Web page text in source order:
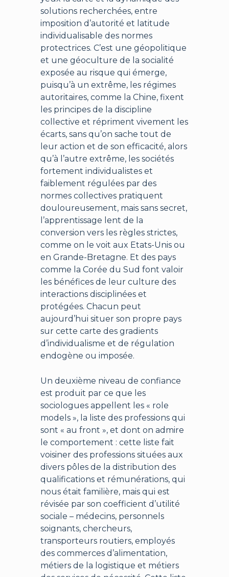
solutions recherchées, entre
imposition d’autorité et latitude
individualisable des normes
protectrices. C’est une géopolitique
et une géoculture de la socialité
exposée au risque qui émerge,
puisqu’à un extrême, les régimes
autoritaires, comme la Chine, fixent
les principes de la discipline
collective et répriment vivement les
écarts, sans qu’on sache tout de
leur action et de son efficacité, alors
qu’à l’autre extrême, les sociétés
fortement individualistes et
faiblement régulées par des
normes collectives pratiquent
douloureusement, mais sans secret,
l’apprentissage lent de la
conversion vers les règles strictes,
comme on le voit aux Etats-Unis ou
en Grande-Bretagne. Et des pays
comme la Corée du Sud font valoir
les bénéfices de leur culture des
interactions disciplinées et
protégées. Chacun peut
aujourd’hui situer son propre pays
sur cette carte des gradients
d’individualisme et de régulation
endogène ou imposée.
Un deuxième niveau de confiance
est produit par ce que les
sociologues appellent les « role
models », la liste des professions qui
sont « au front », et dont on admire
le comportement : cette liste fait
voisiner des professions situées aux
divers pôles de la distribution des
qualifications et rémunérations, qui
nous était familière, mais qui est
révisée par son coefficient d’utilité
sociale – médecins, personnels
soignants, chercheurs,
transporteurs routiers, employés
des commerces d’alimentation,
métiers de la logistique et métiers